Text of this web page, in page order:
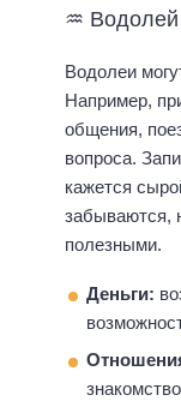
♒ Водолей
Водолеи
Например,
общения,
вопроса.
кажется
забываются,
полезными.
Деньги:
знакомство